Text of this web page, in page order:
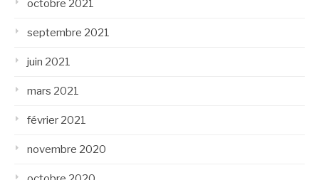
octobre 2021
septembre 2021
juin 2021
mars 2021
février 2021
novembre 2020